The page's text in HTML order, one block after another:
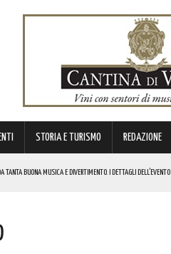
STORIA E TURISMO REDAZIONE
TANTA BUONA MUSICA E DIVERTIMENTO. I DETTAGLI DELL’EVENTO
“DAI LONGOBARDI AI NORMANNI”. I DETTAGLI